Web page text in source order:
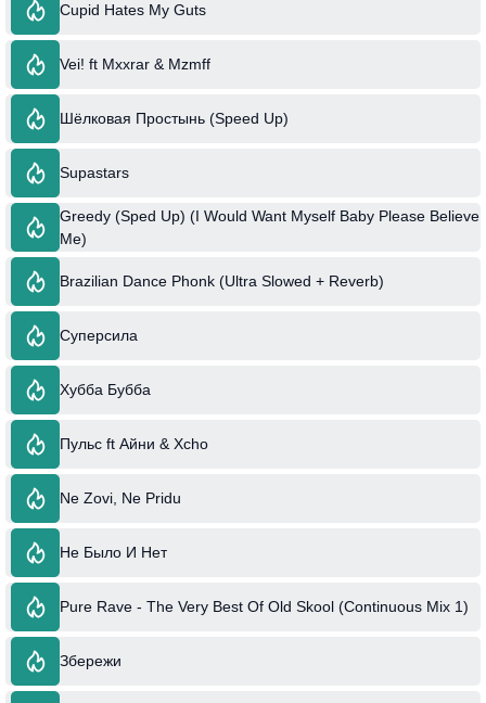
Cupid Hates My Guts
Vei! ft Mxxrar & Mzmff
Шёлковая Простынь (Speed Up)
Supastars
Greedy (Sped Up) (I Would Want Myself Baby Please Believe
Me)
Brazilian Dance Phonk (Ultra Slowed + Reverb)
Суперсила
Хубба Бубба
Пульс ft Айни & Xcho
Ne Zovi, Ne Pridu
Не Было И Нет
Pure Rave - The Very Best Of Old Skool (Continuous Mix 1)
Збережи